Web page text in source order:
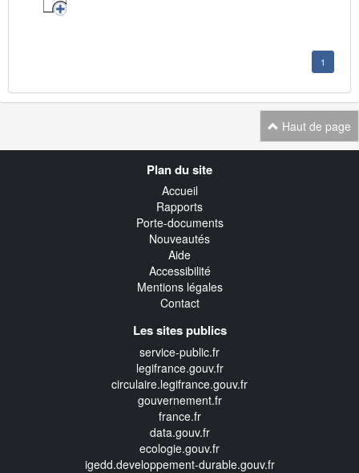
1
Haut de page
Plan du site
Accueil
Rapports
Porte-documents
Nouveautés
Aide
Accessibilité
Mentions légales
Contact
Les sites publics
service-public.fr
legifrance.gouv.fr
circulaire.legifrance.gouv.fr
gouvernement.fr
france.fr
data.gouv.fr
ecologie.gouv.fr
igedd.developpement-durable.gouv.fr